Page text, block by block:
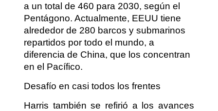
a un total de 460 para 2030, según el
Pentágono. Actualmente, EEUU tiene
alrededor de 280 barcos y submarinos
repartidos por todo el mundo, a
diferencia de China, que los concentran
en el Pacífico.
Desafío en casi todos los frentes
Harris también se refirió a los avances